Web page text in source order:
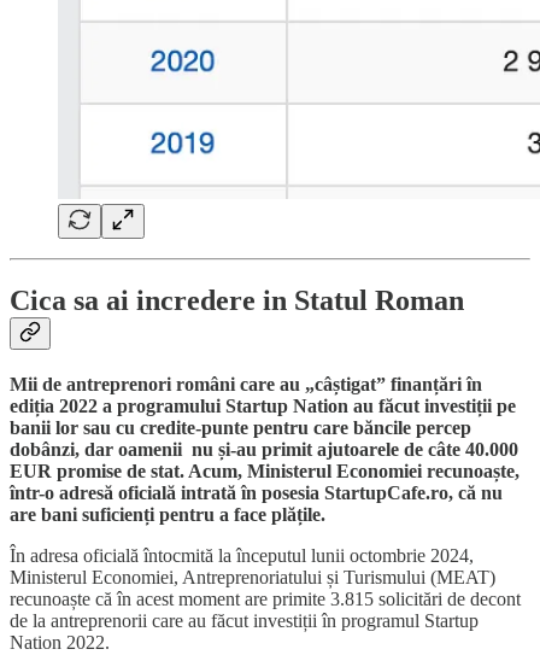
Cica sa ai incredere in Statul Roman
Mii de antreprenori români care au „câștigat” finanțări în
ediția 2022 a programului Startup Nation au făcut investiții pe
banii lor sau cu credite-punte pentru care băncile percep
dobânzi, dar oamenii nu și-au primit ajutoarele de câte 40.000
EUR promise de stat. Acum, Ministerul Economiei recunoaște,
într-o adresă oficială intrată în posesia StartupCafe.ro, că nu
are bani suficienți pentru a face plățile.
În adresa oficială întocmită la începutul lunii octombrie 2024,
Ministerul Economiei, Antreprenoriatului și Turismului (MEAT)
recunoaște că în acest moment are primite 3.815 solicitări de decont
de la antreprenorii care au făcut investiții în programul Startup
Nation 2022.